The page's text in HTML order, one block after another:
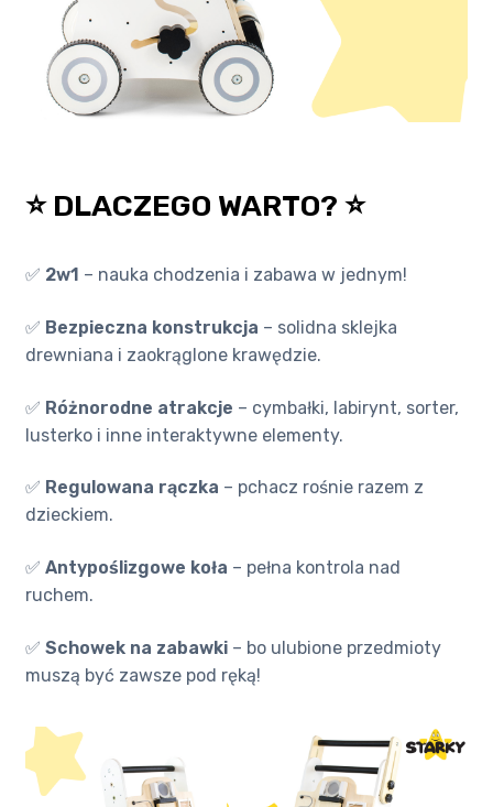
⭐ DLACZEGO WARTO? ⭐
✅ 2w1 – nauka chodzenia i zabawa w jednym!
✅ Bezpieczna konstrukcja – solidna sklejka
drewniana i zaokrąglone krawędzie.
✅ Różnorodne atrakcje – cymbałki, labirynt, sorter,
lusterko i inne interaktywne elementy.
✅ Regulowana rączka – pchacz rośnie razem z
dzieckiem.
✅ Antypoślizgowe koła – pełna kontrola nad
ruchem.
✅ Schowek na zabawki– bo ulubione przedmioty
muszą być zawsze pod ręką!